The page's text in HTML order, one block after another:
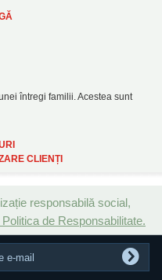
întregi familii. Acestea sunt
CLIENȚI
responsabilă social,
de Responsabilitate.